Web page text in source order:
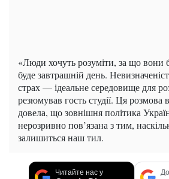
«Люди хочуть розуміти, за що вони
буде завтрашній день.
страх — ідеальне середовище для
резюмував гость студії. Ця розмова
довела, що зовнішня політика
нерозривно пов’язана з тим,
залишиться наш тил.
Читайте нас у